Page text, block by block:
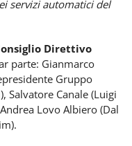
servizi automatici del
Direttivo
parte: Gianmarco
Gruppo
Salvatore Canale (Luigi
Lovo Albiero (Dal